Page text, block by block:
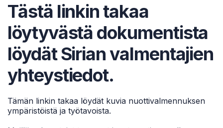
Tästä linkin takaa
löytyvästä dokumentista
löydät Sirian valmentajien
yhteystiedot.
Tämän linkin takaa löydät kuvia nuottivalmennuksen
ympäristöistä ja työtavoista.